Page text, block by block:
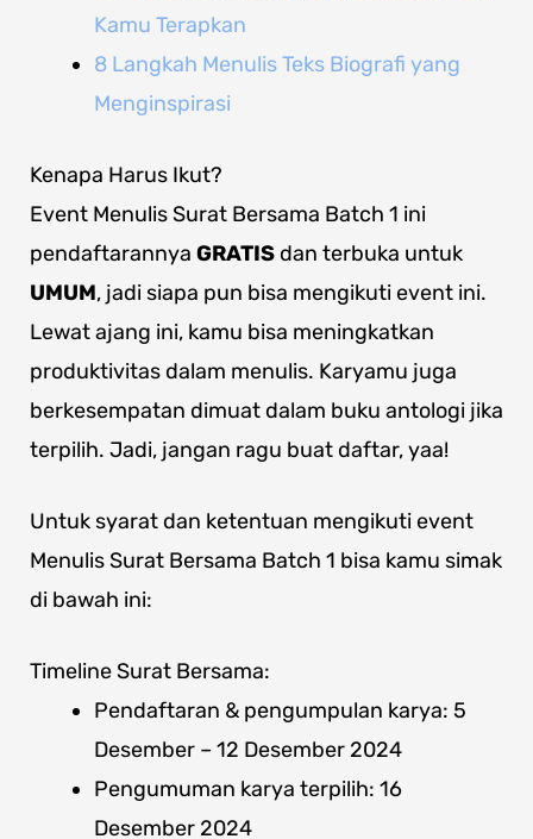
Kamu Terapkan
8 Langkah Menulis Teks Biografi yang
Menginspirasi
Kenapa Harus Ikut?
Event Menulis Surat Bersama Batch 1 ini
pendaftarannya GRATISdan terbuka untuk
UMUM, jadi siapa pun bisa mengikuti event ini.
Lewat ajang ini, kamu bisa meningkatkan
produktivitas dalam menulis. Karyamu juga
berkesempatan dimuat dalam buku antologi jika
terpilih. Jadi, jangan ragu buat daftar, yaa!
Untuk syarat dan ketentuan mengikuti event
Menulis Surat Bersama Batch 1 bisa kamu simak
di bawah ini:
Timeline Surat Bersama:
Pendaftaran & pengumpulan karya: 5
Desember – 12 Desember 2024
Pengumuman karya terpilih: 16
Desember 2024